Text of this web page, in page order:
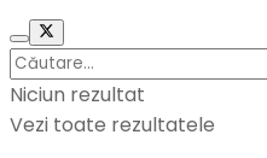
Niciun rezultat
Vezi toate rezultatele